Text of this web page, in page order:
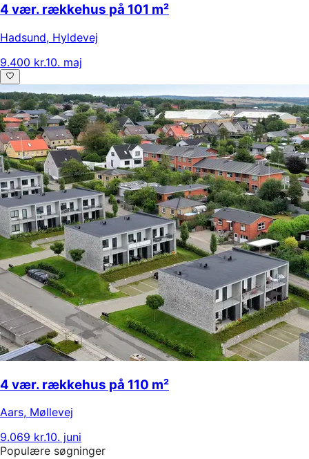
4 vær. rækkehus på 101 m²
Hadsund, Hyldevej
9.400 kr.10. maj
4 vær. rækkehus på 110 m²
Aars, Møllevej
9.069 kr.10. juni
Populære søgninger